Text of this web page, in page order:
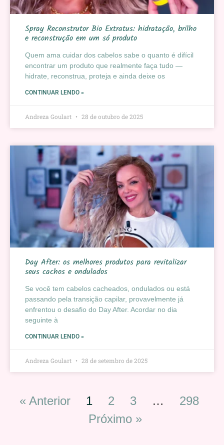
Spray Reconstrutor Bio Extratus: hidratação, brilho
e reconstrução em um só produto
Quem ama cuidar dos cabelos sabe o quanto é difícil
encontrar um produto que realmente faça tudo —
hidrate, reconstrua, proteja e ainda deixe os
CONTINUAR LENDO »
Andreza Goulart 28 de outubro de 2025
Day After: os melhores produtos para revitalizar
seus cachos e ondulados
Se você tem cabelos cacheados, ondulados ou está
passando pela transição capilar, provavelmente já
enfrentou o desafio do Day After. Acordar no dia
seguinte à
CONTINUAR LENDO »
Andreza Goulart 28 de setembro de 2025
« Anterior 1 2 3 …
298
Próximo »